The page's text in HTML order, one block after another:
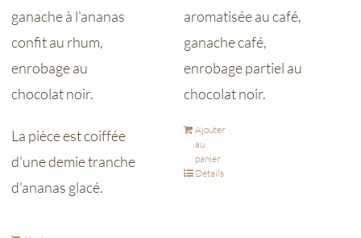
ganache à l'ananas
confit au rhum,
enrobage au
chocolat noir.
La pièce est coiffée
d'une demie tranche
d'ananas glacé.
aromatisée au café,
ganache café,
enrobage partiel au
chocolat noir.
Ajouter
au
panier
Détails